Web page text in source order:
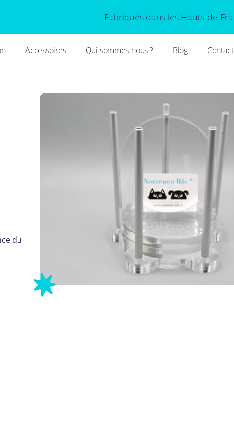
Fabriqués dans les Hauts-de-
Accessoires Qui sommes-nous ? Blog Contact
du